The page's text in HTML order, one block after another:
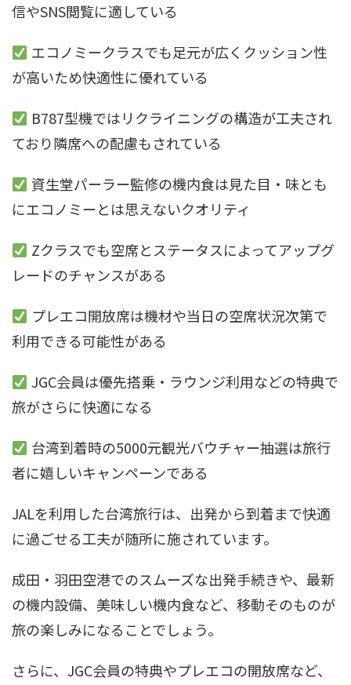
信やSNS閲覧に適している
エコノミークラスでも足元が広くクッション性
が高いため快適性に優れている
B787型機ではリクライニングの構造が工夫され
ており隣席への配慮もされている
資生堂パーラー監修の機内食は見た目・味とも
にエコノミーとは思えないクオリティ
Zクラスでも空席とステータスによってアップグ
レードのチャンスがある
プレエコ開放席は機材や当日の空席状況次第で
利用できる可能性がある
JGC会員は優先搭乗・ラウンジ利用などの特典で
旅がさらに快適になる
台湾到着時の5000元観光バウチャー抽選は旅行
者に嬉しいキャンペーンである
JALを利用した台湾旅行は、出発から到着まで快適
に過ごせる工夫が随所に施されています。
成田・羽田空港でのスムーズな出発手続きや、最新
の機内設備、美味しい機内食など、移動そのものが
旅の楽しみになることでしょう。
さらに、JGC会員の特典やプレエコの開放席など、